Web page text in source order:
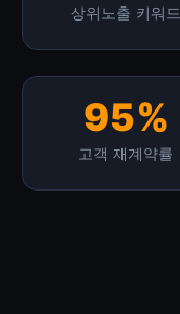
상위노출 키워드
95%
고객 재계약률